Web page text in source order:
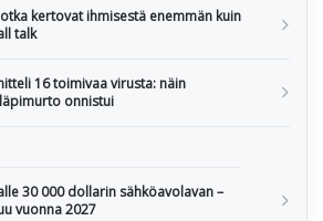
kertovat ihmisestä enemmän kuin
talk
16 toimivaa virusta: näin
onnistui
30 000 dollarin sähköavolavan –
vuonna 2027